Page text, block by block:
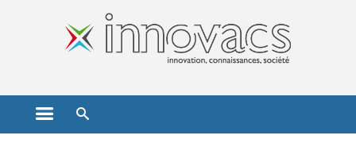
Ouvrir le menu principal